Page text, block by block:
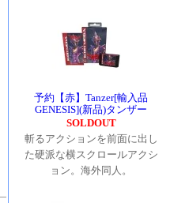
予約【赤】Tanzer[輸入品
GENESIS](新品)タンザー
SOLDOUT
斬るアクションを前面に出し
た硬派な横スクロールアクシ
ョン。海外同人。